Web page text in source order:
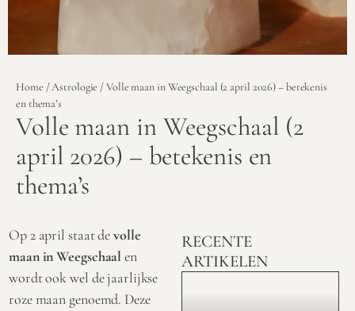
Home /Astrologie / Volle maan in Weegschaal (2 april 2026) – betekenis
en thema’s
Volle maan in Weegschaal (2
april 2026) – betekenis en
thema’s
Op 2 april staat devolle
maan in Weegschaal en
wordt ook wel de jaarlijkse
roze maan genoemd. Deze
RECENTE
ARTIKELEN